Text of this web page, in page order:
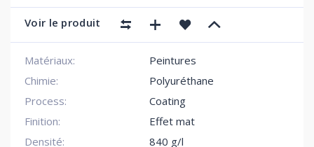
Voir le produit
Matériaux:
Peintures
Chimie:
Polyuréthane
Process:
Coating
Finition:
Effet mat
Densité:
840 g/l